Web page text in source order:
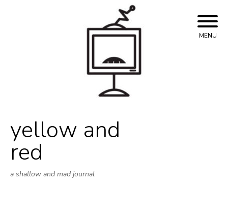
yellow and
red
a shallow and mad journal
MENU